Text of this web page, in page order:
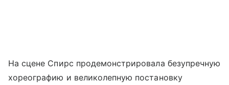
На сцене Спирс продемонстрировала безупречную
хореографию и великолепную постановку